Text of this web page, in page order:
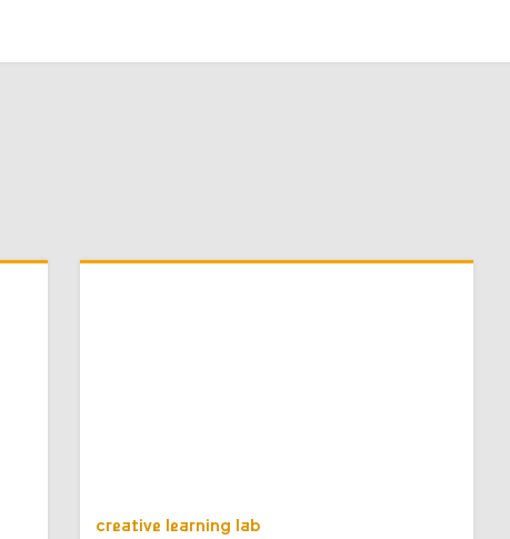
creative learning lab